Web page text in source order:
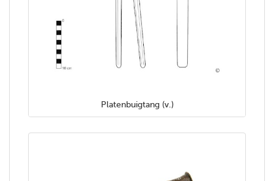
Platenbuigtang (v.)